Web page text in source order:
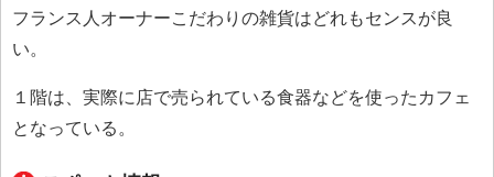
フランス人オーナーこだわりの雑貨はどれもセンスが良
い。
１階は、実際に店で売られている食器などを使ったカフェ
となっている。